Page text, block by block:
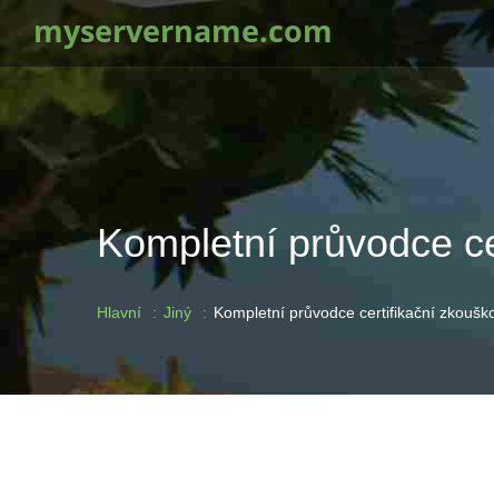
myservername.com
Kompletní průvodce
Hlavní Jiný Kompletní průvodce certifikační